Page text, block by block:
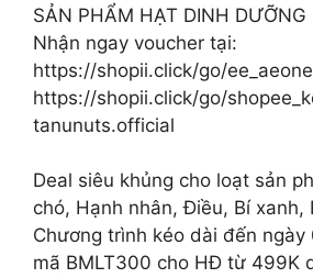
SẢN PHẨM HẠT DINH DƯỠNG
Nhận ngay voucher tại:
https://shopii.click/go/
https://shopii.click/go/
tanunuts.official
Deal siêu khủng cho loạt sản
chó, Hạnh nhân, Điều, Bí xanh,
Chương trình kéo dài đến ngày
mã BMLT300 cho HĐ từ 499K